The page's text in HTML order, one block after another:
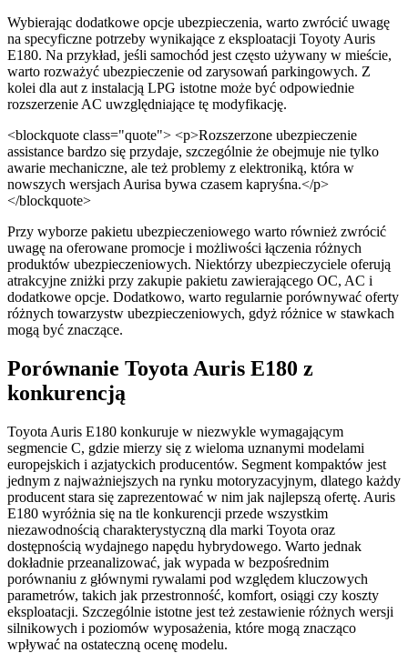
Wybierając dodatkowe opcje ubezpieczenia, warto zwrócić uwagę
na specyficzne potrzeby wynikające z eksploatacji Toyoty Auris
E180. Na przykład, jeśli samochód jest często używany w mieście,
warto rozważyć ubezpieczenie od zarysowań parkingowych. Z
kolei dla aut z instalacją LPG istotne może być odpowiednie
rozszerzenie AC uwzględniające tę modyfikację.
<blockquote class="quote"> <p>Rozszerzone ubezpieczenie
assistance bardzo się przydaje, szczególnie że obejmuje nie tylko
awarie mechaniczne, ale też problemy z elektroniką, która w
nowszych wersjach Aurisa bywa czasem kapryśna.</p>
</blockquote>
Przy wyborze pakietu ubezpieczeniowego warto również zwrócić
uwagę na oferowane promocje i możliwości łączenia różnych
produktów ubezpieczeniowych. Niektórzy ubezpieczyciele oferują
atrakcyjne zniżki przy zakupie pakietu zawierającego OC, AC i
dodatkowe opcje. Dodatkowo, warto regularnie porównywać oferty
różnych towarzystw ubezpieczeniowych, gdyż różnice w stawkach
mogą być znaczące.
Porównanie Toyota Auris E180 z
konkurencją
Toyota Auris E180 konkuruje w niezwykle wymagającym
segmencie C, gdzie mierzy się z wieloma uznanymi modelami
europejskich i azjatyckich producentów. Segment kompaktów jest
jednym z najważniejszych na rynku motoryzacyjnym, dlatego każdy
producent stara się zaprezentować w nim jak najlepszą ofertę. Auris
E180 wyróżnia się na tle konkurencji przede wszystkim
niezawodnością charakterystyczną dla marki Toyota oraz
dostępnością wydajnego napędu hybrydowego. Warto jednak
dokładnie przeanalizować, jak wypada w bezpośrednim
porównaniu z głównymi rywalami pod względem kluczowych
parametrów, takich jak przestronność, komfort, osiągi czy koszty
eksploatacji. Szczególnie istotne jest też zestawienie różnych wersji
silnikowych i poziomów wyposażenia, które mogą znacząco
wpływać na ostateczną ocenę modelu.